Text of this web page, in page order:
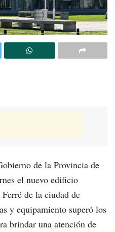
de la Provincia de
el nuevo edificio
de la ciudad de
y equipamiento superó los
brindar una atención de